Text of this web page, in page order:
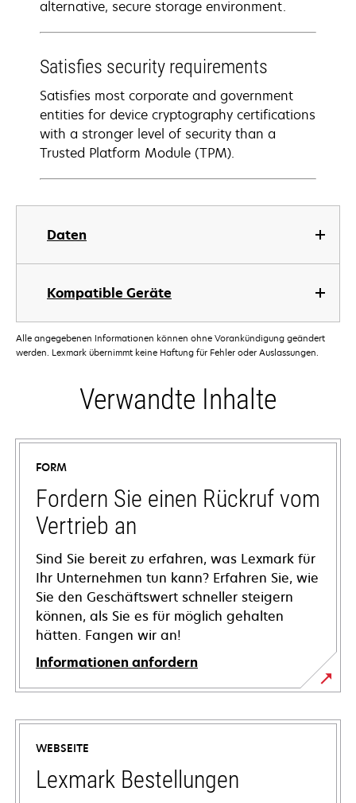
Daten
Kompatible Geräte
alternative, secure storage environment.
Satisfies security requirements
Satisfies most corporate and government
entities for device cryptography certifications
with a stronger level of security than a
Trusted Platform Module (TPM).
Alle angegebenen Informationen können ohne Vorankündigung geändert
werden. Lexmark übernimmt keine Haftung für Fehler oder Auslassungen.
Verwandte Inhalte
FORM
Fordern Sie einen Rückruf vom
Vertrieb an
Sind Sie bereit zu erfahren, was Lexmark für
Ihr Unternehmen tun kann? Erfahren Sie, wie
Sie den Geschäftswert schneller steigern
können, als Sie es für möglich gehalten
hätten. Fangen wir an!
Informationen anfordern
WEBSEITE
Lexmark Bestellungen